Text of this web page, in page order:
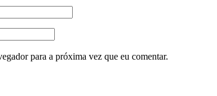
para a próxima vez que eu comentar.